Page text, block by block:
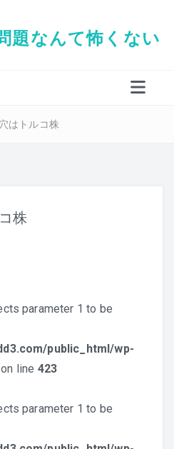
題なんて怖くない
はトルコ株
株
parameter 1 to be
public_html/wp-
on line 423
parameter 1 to be